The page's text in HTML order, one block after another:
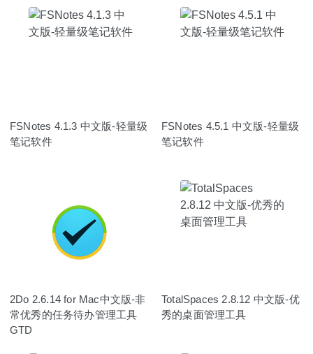
FSNotes 4.1.3 中文版-轻量级
笔记软件
FSNotes 4.5.1 中文版-轻量级
笔记软件
2Do 2.6.14 for Mac中文版-非
常优秀的任务待办管理工具
GTD
TotalSpaces 2.8.12 中文版-优
秀的桌面管理工具